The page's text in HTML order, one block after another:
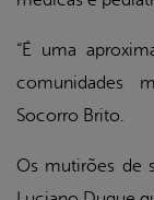
“É uma
comunidades
Socorro Brito.
Os mutirões de